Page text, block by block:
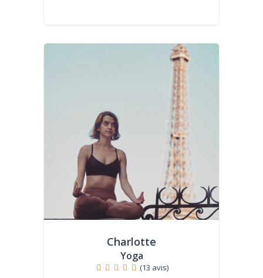
Charlotte
Yoga
(13 avis)